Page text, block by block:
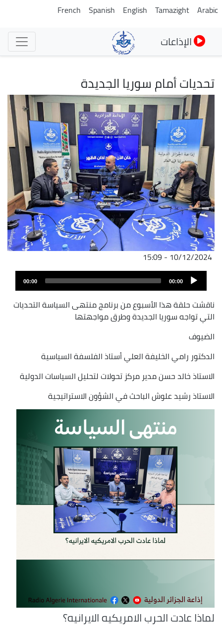
تجاوز
Arabic
Tamazight
English
Spanish
French
الإذاعات
تحديات أمام سوريا الجديدة
الصورة
10/12/2024 - 15:09
ملف
الصوت
Audio
Player
00:00
00:00
ناقشت حلقة هذا الأسبوع من برنامج منتهى السياسة التحديات
التي تواجه سوريا الجديدة وطرق مواجهتها
الضيوف
الدكتور رامي الخليفة العلي أستاذ الفلسفة السياسية
الاستاذ خالد حسن مدير مركز تحولات لتحليل السياسات الدولية
الاستاذ رشيد علوش الباحث في الشؤون الاستراتيجية
لماذا عادت الحرب الامريكيه الايرانيه؟